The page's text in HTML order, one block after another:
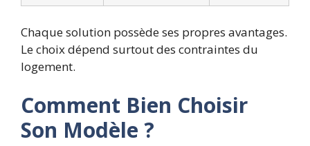
Chaque solution possède ses propres avantages.
Le choix dépend surtout des contraintes du
logement.
Comment Bien Choisir
Son Modèle ?